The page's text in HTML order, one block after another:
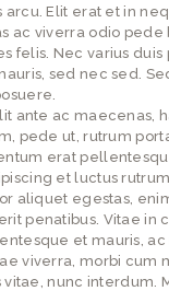
arcu. Elit erat et in
ac viverra odio pede
felis. Nec varius duis
sed nec sed.
ante ac maecenas,
pede ut, rutrum
erat
et luctus
aliquet egestas,
penatibus. Vitae in
et mauris, ac
viverra, morbi cum
vitae, nunc interdum.